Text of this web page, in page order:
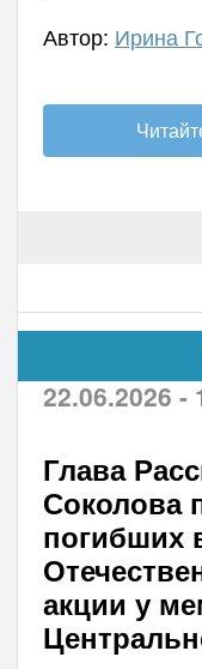
Автор: Ирина
22.06.2026 -
Глава
Соколова
погибших
акции у